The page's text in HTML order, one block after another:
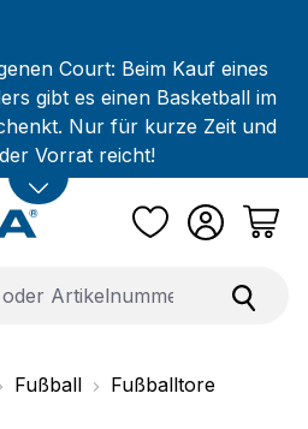
Court: Beim Kauf eines
gibt es einen Basketball im
Nur für kurze Zeit und
Vorrat reicht!
Fußball Fußballtore